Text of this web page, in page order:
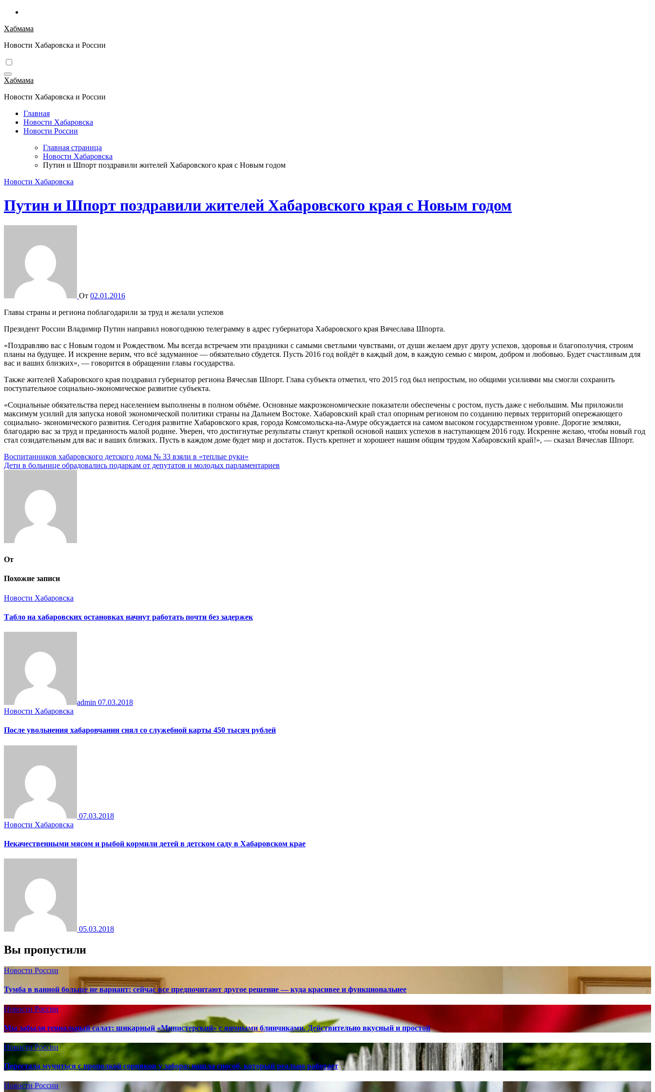
Перейти
содержимому
Хабмама
Новости Хабаровска и России
Хабмама
Новости Хабаровска и России
Главная
Новости Хабаровска
Новости России
Главная страница
Новости Хабаровска
Путин и Шпорт поздравили жителей Хабаровского края с Новым годом
Новости Хабаровска
Путин и Шпорт поздравили жителей Хабаровского края с Новым годом
От 02.01.2016
Главы страны и региона поблагодарили за труд и желали успехов
Президент России Владимир Путин направил новогоднюю телеграмму в адрес губернатора Хабаровского края Вячеслава Шпорта.
«Поздравляю вас с Новым годом и Рождеством. Мы всегда встречаем эти праздники с самыми светлыми чувствами, от души желаем друг другу успехов, здоровья и благополучия, строим
планы на будущее. И искренне верим, что всё задуманное — обязательно сбудется. Пусть 2016 год войдёт в каждый дом, в каждую семью с миром, добром и любовью. Будет счастливым для
вас и ваших близких», — говорится в обращении главы государства.
Также жителей Хабаровского края поздравил губернатор региона Вячеслав Шпорт. Глава субъекта отметил, что 2015 год был непростым, но общими усилиями мы смогли сохранить
поступательное социально-экономическое развитие субъекта.
«Социальные обязательства перед населением выполнены в полном объёме. Основные макроэкономические показатели обеспечены с ростом, пусть даже с небольшим. Мы приложили
максимум усилий для запуска новой экономической политики страны на Дальнем Востоке. Хабаровский край стал опорным регионом по созданию первых территорий опережающего
социально- экономического развития. Сегодня развитие Хабаровского края, города Комсомольска-на-Амуре обсуждается на самом высоком государственном уровне. Дорогие земляки,
благодарю вас за труд и преданность малой родине. Уверен, что достигнутые результаты станут крепкой основой наших успехов в наступающем 2016 году. Искренне желаю, чтобы новый год
стал созидательным для вас и ваших близких. Пусть в каждом доме будет мир и достаток. Пусть крепнет и хорошеет нашим общим трудом Хабаровский край!», — сказал Вячеслав Шпорт.
Навигация
по
Воспитанников хабаровского детского дома № 33 взяли в «теплые руки»
Дети в больнице обрадовались подаркам от депутатов и молодых парламентариев
От
Похожие записи
Новости Хабаровска
Табло на хабаровских остановках начнут работать почти без задержек
admin 07.03.2018
Новости Хабаровска
После увольнения хабаровчанин снял со служебной карты 450 тысяч рублей
07.03.2018
Новости Хабаровска
Некачественными мясом и рыбой кормили детей в детском саду в Хабаровском крае
05.03.2018
Вы пропустили
Новости России
Тумба в ванной больше не вариант: сейчас все предпочитают другое решение — куда красивее и функциональнее
Новости России
Мы забыли гениальный салат: шикарный «Министерский» с яичными блинчиками. Действительно вкусный и простой
Новости России
Перестала мучиться с прополкой сорняков у забора: нашла способ, который реально работает
Новости России